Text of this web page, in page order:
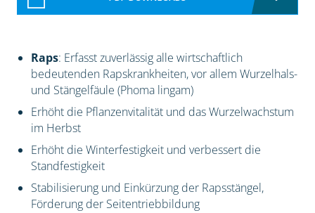
Raps: Erfasst zuverlässig alle wirtschaftlich
bedeutenden Rapskrankheiten, vor allem Wurzelhals-
und Stängelfäule (Phoma lingam)
Erhöht die Pflanzenvitalität und das Wurzelwachstum
im Herbst
Erhöht die Winterfestigkeit und verbessert die
Standfestigkeit
Stabilisierung und Einkürzung der Rapsstängel,
Förderung der Seitentriebbildung